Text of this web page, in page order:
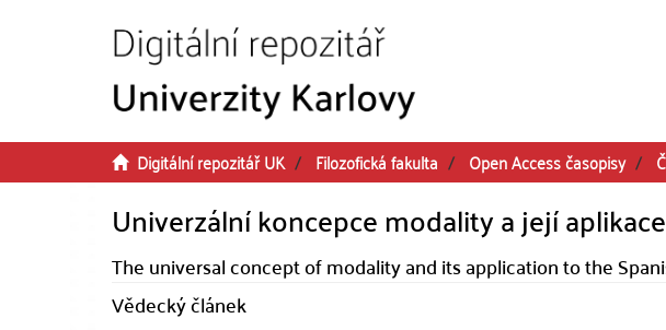
Digitální repozitář UK Filozofická fakulta Open Access časopisy
Univerzální koncepce modality a její
The universal concept of modality and its application to the
Vědecký článek